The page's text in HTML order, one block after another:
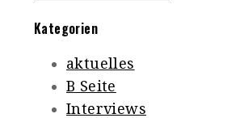
Kategorien
aktuelles
B Seite
Interviews